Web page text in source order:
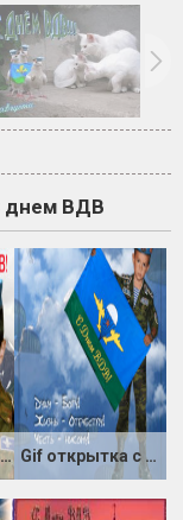
днем ВДВ
День ВДВ. С праздником, десантник Gif открытка с Днем ВДВ